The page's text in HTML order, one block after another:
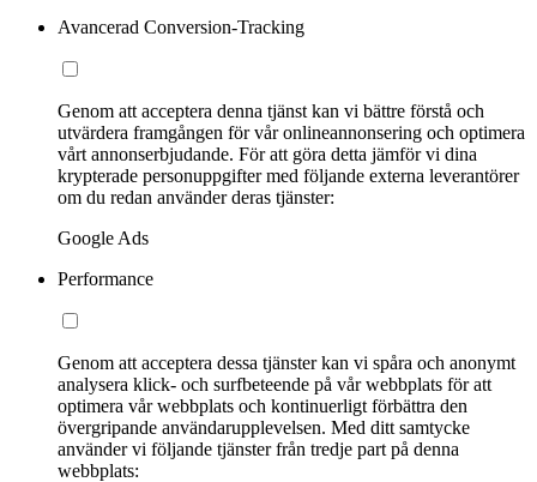
Avancerad Conversion-Tracking
Genom att acceptera denna tjänst kan vi bättre förstå och
utvärdera framgången för vår onlineannonsering och optimera
vårt annonserbjudande. För att göra detta jämför vi dina
krypterade personuppgifter med följande externa leverantörer
om du redan använder deras tjänster:
Google Ads
Performance
Genom att acceptera dessa tjänster kan vi spåra och anonymt
analysera klick- och surfbeteende på vår webbplats för att
optimera vår webbplats och kontinuerligt förbättra den
övergripande användarupplevelsen. Med ditt samtycke
använder vi följande tjänster från tredje part på denna
webbplats: